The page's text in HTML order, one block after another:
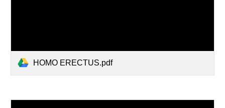
HOMO ERECTUS.pdf